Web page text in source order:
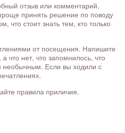
отзыв или комментарий,
принять решение по поводу
что стоит знать тем, кто только
от посещения. Напишите
что нет, что запомнилось, что
необычным. Если вы ходили с
правила приличия.